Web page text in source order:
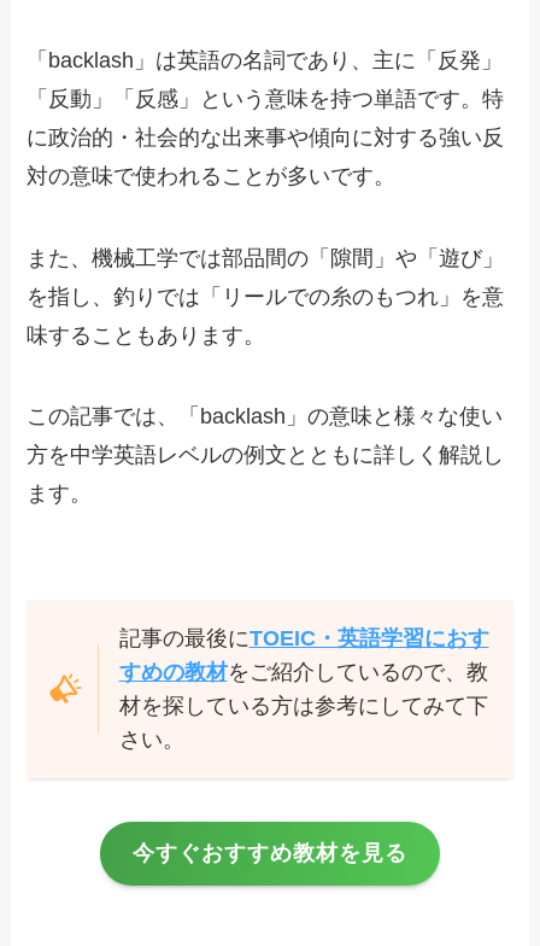
「backlash」は英語の名詞であり、主に「反発」
「反動」「反感」という意味を持つ単語です。特
に政治的・社会的な出来事や傾向に対する強い反
対の意味で使われることが多いです。
また、機械工学では部品間の「隙間」や「遊び」
を指し、釣りでは「リールでの糸のもつれ」を意
味することもあります。
この記事では、「backlash」の意味と様々な使い
方を中学英語レベルの例文とともに詳しく解説し
ます。
記事の最後にTOEIC・英語学習におす
すめの教材をご紹介しているので、教
材を探している方は参考にしてみて下
さい。
今すぐおすすめ教材を見る